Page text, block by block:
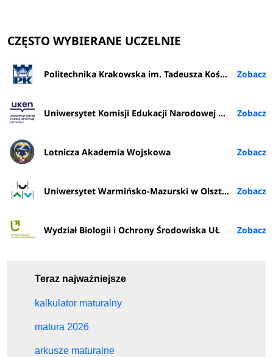
CZĘSTO WYBIERANE UCZELNIE
Politechnika Krakowska im. Tadeusza Kościuszki
Uniwersytet Komisji Edukacji Narodowej w Krakowie
Lotnicza Akademia Wojskowa
Uniwersytet Warmińsko-Mazurski w Olsztynie
Wydział Biologii i Ochrony Środowiska UŁ
Teraz najważniejsze
kalkulator maturalny
matura 2026
arkusze maturalne